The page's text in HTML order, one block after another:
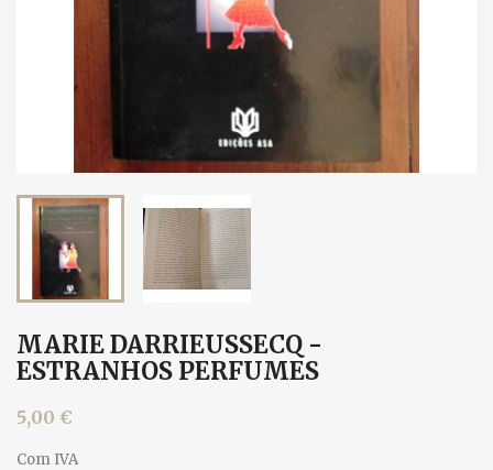
MARIE DARRIEUSSECQ -
ESTRANHOS PERFUMES
5,00 €
Com IVA